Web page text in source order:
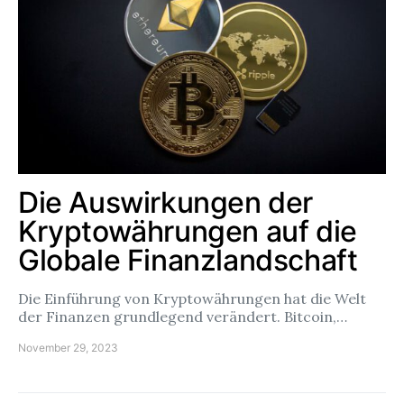
Die Auswirkungen der
Kryptowährungen auf die
Globale Finanzlandschaft
Die Einführung von Kryptowährungen hat die Welt
der Finanzen grundlegend verändert. Bitcoin,…
November 29, 2023